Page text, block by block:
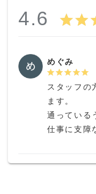
4.6
めぐみ
スタッフの
ます。
通っている
仕事に支障